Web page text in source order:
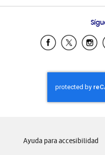
Ayuda para accesibilidad